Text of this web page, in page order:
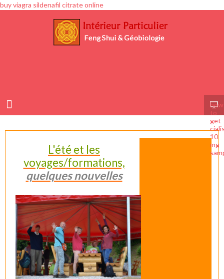
buy viagra sildenafil citrate online
how
to
get
10
mg
L'été et les
voyages/formations,
quelques nouvelles